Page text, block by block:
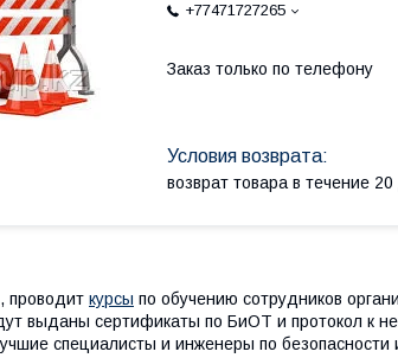
+77471727265
Заказ только по телефону
возврат товара в течение
проводит курсы по обучению сотрудников
выданы сертификаты по БиОТ и протокол к
специалисты и инженеры по безопасности